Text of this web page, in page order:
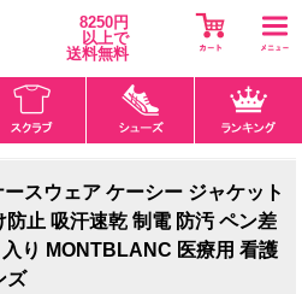
8250円
以上で
送料無料
スウェア ケーシー ジャケット
止 吸汗速乾 制電 防汚 ペン差
り MONTBLANC 医療用 看護
ズ